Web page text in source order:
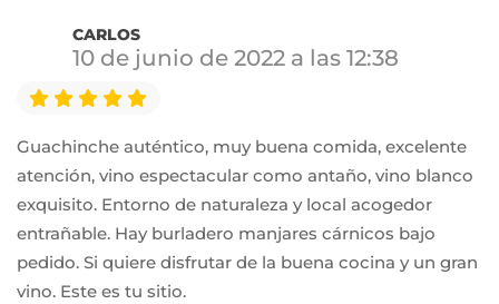
CARLOS
10 de junio de 2022 a las 12:38
Guachinche auténtico, muy buena comida, excelente
atención, vino espectacular como antaño, vino blanco
exquisito. Entorno de naturaleza y local acogedor
entrañable. Hay burladero manjares cárnicos bajo
pedido. Si quiere disfrutar de la buena cocina y un gran
vino. Este es tu sitio.